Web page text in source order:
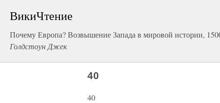
ВикиЧтение
Почему Европа? Возвышение Запада в мировой истории,
Голдстоун Джек
40
40